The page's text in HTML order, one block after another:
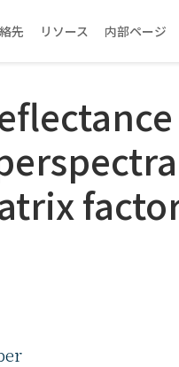
先 リソース 内部ページ